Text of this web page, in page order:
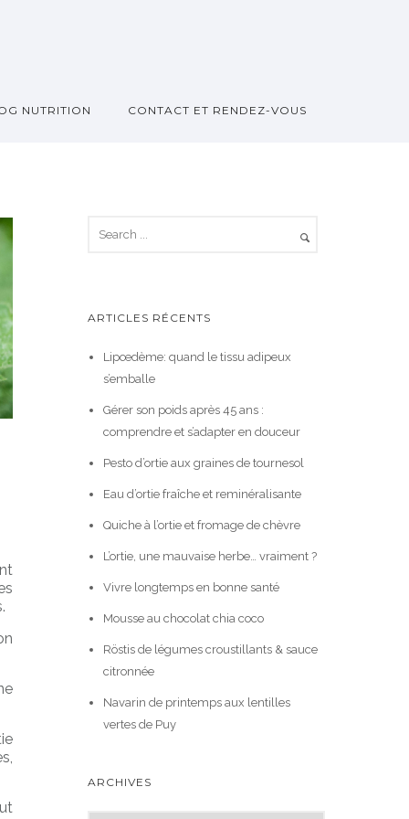
NUTRITION CONTACT ET RENDEZ-VOUS
ARTICLES RÉCENTS
Lipœdème: quand le tissu adipeux
s’emballe
Gérer son poids après 45 ans :
comprendre et s’adapter en douceur
Pesto d’ortie aux graines de tournesol
Eau d’ortie fraîche et reminéralisante
Quiche à l’ortie et fromage de chèvre
L’ortie, une mauvaise herbe… vraiment ?
Vivre longtemps en bonne santé
Mousse au chocolat chia coco
Röstis de légumes croustillants & sauce
citronnée
Navarin de printemps aux lentilles
vertes de Puy
ARCHIVES